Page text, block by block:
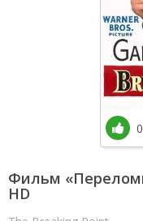
Фильм
HD
0